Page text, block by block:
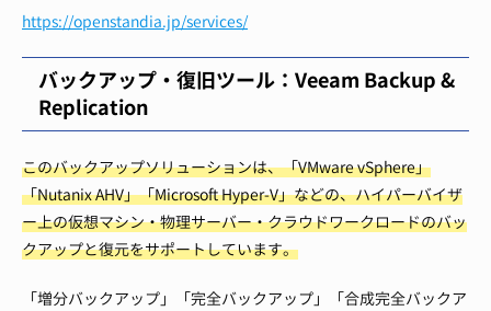
https://openstandia.jp/services/
バックアップ・復旧ツール：Veeam Backup &
Replication
このバックアップソリューションは、「VMware vSphere」
「Nutanix AHV」「Microsoft Hyper-V」などの、ハイパーバイザ
ー上の仮想マシン・物理サーバー・クラウドワークロードのバッ
クアップと復元をサポートしています。
「増分バックアップ」「完全バックアップ」「合成完全バックア